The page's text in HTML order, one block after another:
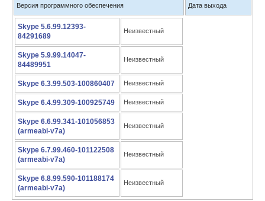
Версия программного обеспечения Дата выхода
Skype 5.6.99.12393-
84291689
Неизвестный
Skype 5.9.99.14047-
84489951
Неизвестный
Skype 6.3.99.503-100860407 Неизвестный
Skype 6.4.99.309-100925749 Неизвестный
Skype 6.6.99.341-101056853
(armeabi-v7a)
Неизвестный
Skype 6.7.99.460-101122508
(armeabi-v7a)
Неизвестный
Skype 6.8.99.590-101188174
(armeabi-v7a)
Неизвестный